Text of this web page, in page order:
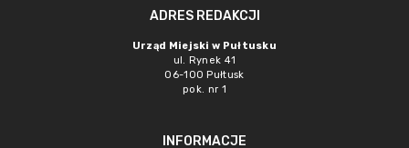
ADRES REDAKCJI
Urząd Miejski w Pułtusku
ul. Rynek 41
06-100 Pułtusk
pok. nr 1
INFORMACJE